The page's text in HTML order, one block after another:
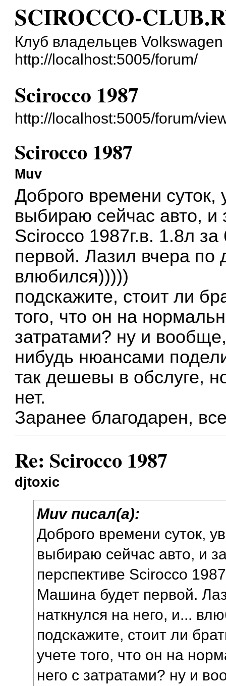
SCIROCCO-
Клуб владельцев
http://localhost:5005/forum/
Scirocco 1987
http://localhost:5005/forum/
Scirocco 1987
Muv
Доброго времени
выбираю сейчас авто, и
Scirocco 1987г.в. 1.8л
первой. Лазил вчера по
влюбился)))))
подскажите, стоит ли
того, что он на
затратами? ну и
нибудь нюансами
так дешевы в обслуге,
нет.
Заранее благодарен,
Re: Scirocco 1987
djtoxic
Muv писал(а):
Доброго времени суток,
выбираю сейчас авто, и
перспективе Scirocco
Машина будет первой.
наткнулся на него, и...
подскажите, стоит ли
учете того, что он на
него с затратами? ну и